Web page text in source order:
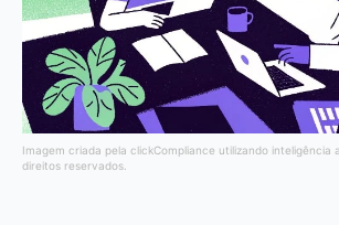
Imagem criada pela clickCompliance utilizando inteligência
direitos reservados.